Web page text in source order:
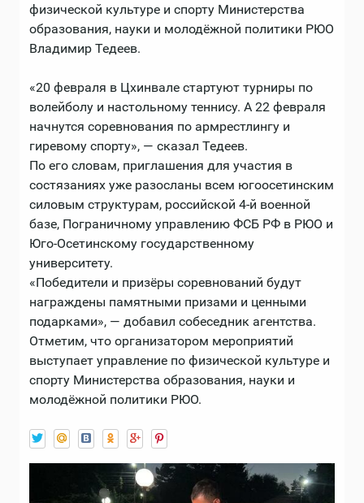
физической культуре и спорту Министерства
образования, науки и молодёжной политики РЮО
Владимир Тедеев.
«20 февраля в Цхинвале стартуют турниры по
волейболу и настольному теннису. А 22 февраля
начнутся соревнования по армрестлингу и
гиревому спорту», — сказал Тедеев.
По его словам, приглашения для участия в
состязаниях уже разосланы всем югоосетинским
силовым структурам, российской 4-й военной
базе, Пограничному управлению ФСБ РФ в РЮО и
Юго-Осетинскому государственному
университету.
«Победители и призёры соревнований будут
награждены памятными призами и ценными
подарками», — добавил собеседник агентства.
Отметим, что организатором мероприятий
выступает управление по физической культуре и
спорту Министерства образования, науки и
молодёжной политики РЮО.